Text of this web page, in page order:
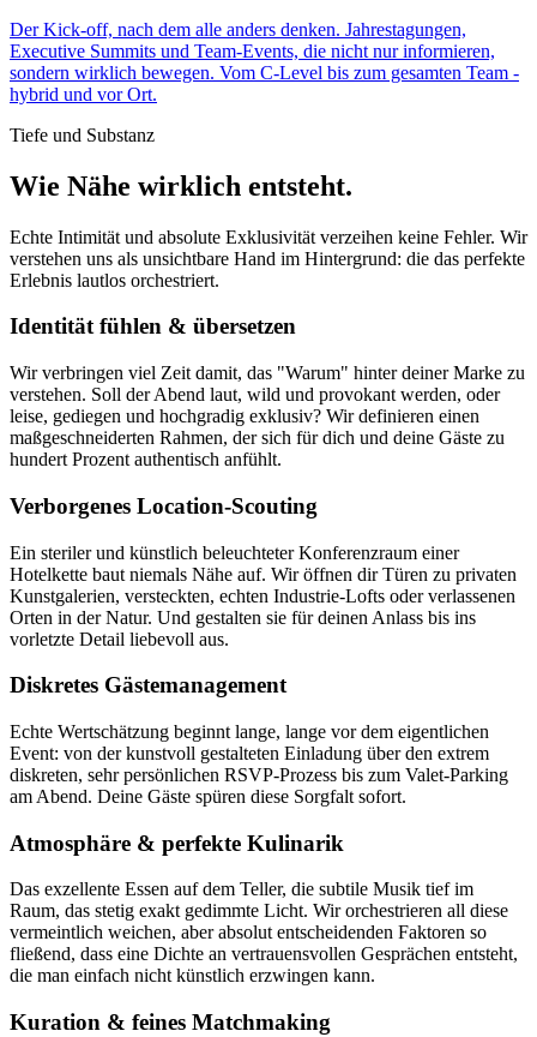
Der Kick-off, nach dem alle anders denken. Jahrestagungen,
Executive Summits und Team-Events, die nicht nur informieren,
sondern wirklich bewegen. Vom C-Level bis zum gesamten Team -
hybrid und vor Ort.
Tiefe und Substanz
Wie Nähe wirklich entsteht.
Echte Intimität und absolute Exklusivität verzeihen keine Fehler. Wir
verstehen uns als unsichtbare Hand im Hintergrund: die das perfekte
Erlebnis lautlos orchestriert.
Identität fühlen & übersetzen
Wir verbringen viel Zeit damit, das "Warum" hinter deiner Marke zu
verstehen. Soll der Abend laut, wild und provokant werden, oder
leise, gediegen und hochgradig exklusiv? Wir definieren einen
maßgeschneiderten Rahmen, der sich für dich und deine Gäste zu
hundert Prozent authentisch anfühlt.
Verborgenes Location-Scouting
Ein steriler und künstlich beleuchteter Konferenzraum einer
Hotelkette baut niemals Nähe auf. Wir öffnen dir Türen zu privaten
Kunstgalerien, versteckten, echten Industrie-Lofts oder verlassenen
Orten in der Natur. Und gestalten sie für deinen Anlass bis ins
vorletzte Detail liebevoll aus.
Diskretes Gästemanagement
Echte Wertschätzung beginnt lange, lange vor dem eigentlichen
Event: von der kunstvoll gestalteten Einladung über den extrem
diskreten, sehr persönlichen RSVP-Prozess bis zum Valet-Parking
am Abend. Deine Gäste spüren diese Sorgfalt sofort.
Atmosphäre & perfekte Kulinarik
Das exzellente Essen auf dem Teller, die subtile Musik tief im
Raum, das stetig exakt gedimmte Licht. Wir orchestrieren all diese
vermeintlich weichen, aber absolut entscheidenden Faktoren so
fließend, dass eine Dichte an vertrauensvollen Gesprächen entsteht,
die man einfach nicht künstlich erzwingen kann.
Kuration & feines Matchmaking